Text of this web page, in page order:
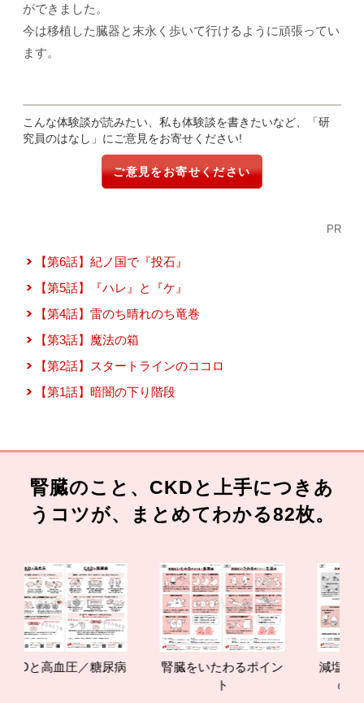
ができました。
今は移植した臓器と末永く歩いて行けるように頑張ってい
ます。
こんな体験談が読みたい、私も体験談を書きたいなど、「研
究員のはなし」にご意見をお寄せください!
ご意見をお寄せください
PR
【第6話】紀ノ国で『投石』
【第5話】『ハレ』と『ケ』
【第4話】雷のち晴れのち竜巻
【第3話】魔法の箱
【第2話】スタートラインのココロ
【第1話】暗闇の下り階段
腎臓のこと、CKDと上手につきあ
うコツが、まとめてわかる82枚。
高血圧／糖尿病
腎臓をいたわるポイン
減塩やたん
の効果